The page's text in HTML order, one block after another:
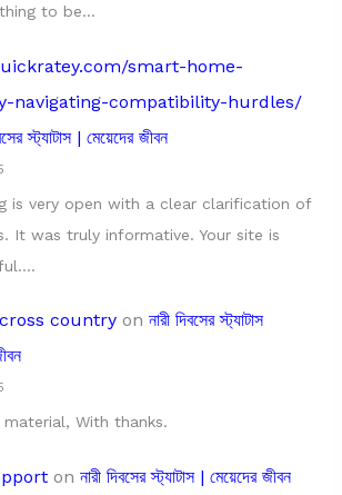
to be…
smart-home-
navigating-compatibility-hurdles/
স্ট্যাটাস | মেয়েদের জীবন
is very open with a clear clarification of
It was truly informative. Your site is
countryon নারী দিবসের স্ট্যাটাস
material, With thanks.
on নারী দিবসের স্ট্যাটাস | মেয়েদের জীবন